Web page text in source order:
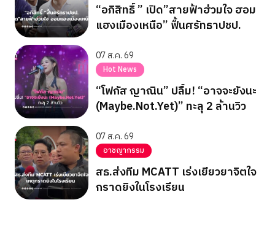
“อภิสิทธิ์ ” เปิด”สายฟ้าฮ่วมใจ ฮอม
แฮงเมืองเหนือ” ฟื้นศรัทธาปชป.
07 ส.ค. 69
Hot News
“โฟกัส ญาณิน” ปลื้ม! “อาจจะยังนะ
(Maybe.Not.Yet)” ทะลุ 2 ล้านวิว
07 ส.ค. 69
อาชญากรรม
สธ.ส่งทีม MCATT เร่งเยียวยาจิตใจ
กราดยิงในโรงเรียน